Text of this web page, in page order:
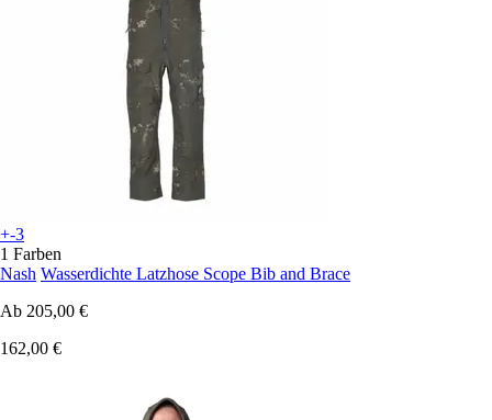
+-3
1 Farben
Nash Wasserdichte Latzhose Scope Bib and Brace
Ab 205,00 €
162,00 €